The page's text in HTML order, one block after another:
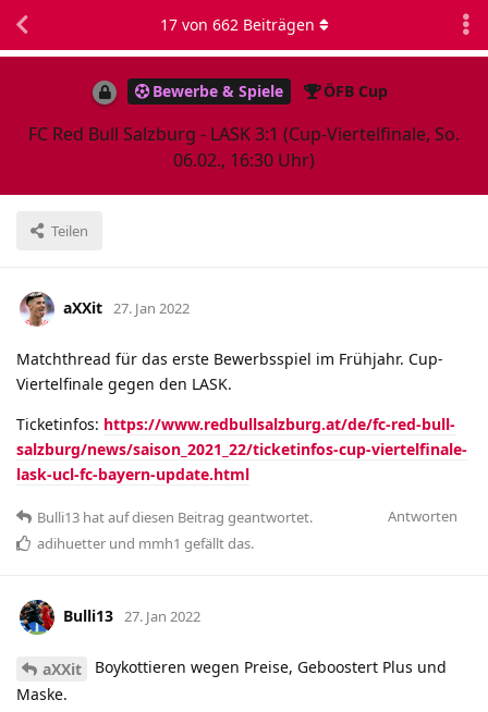
Bewerbe & Spiele ÖFB Cup
FC Red Bull Salzburg - LASK 3:1 (Cup-Viertelfinale, So.
06.02., 16:30 Uhr)
Teilen
17von 662Beiträgen
aXXit 27. Jan 2022
Matchthread für das erste Bewerbsspiel im Frühjahr. Cup-
Viertelfinale gegen den LASK.
Ticketinfos: https://www.redbullsalzburg.at/de/fc-red-bull-
salzburg/news/saison_2021_22/ticketinfos-cup-viertelfinale-
lask-ucl-fc-bayern-update.html
Antworten
Bulli13 hatauf diesen Beitrag geantwortet.
adihuetter und mmh1 gefällt das.
Bulli13 27. Jan 2022
aXXit
Boykottieren wegen Preise, Geboostert Plus und
Maske.